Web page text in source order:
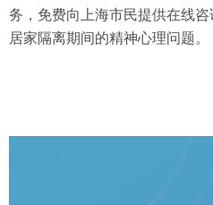
务，免费向上海市民提供在线
居家隔离期间的精神心理问题。